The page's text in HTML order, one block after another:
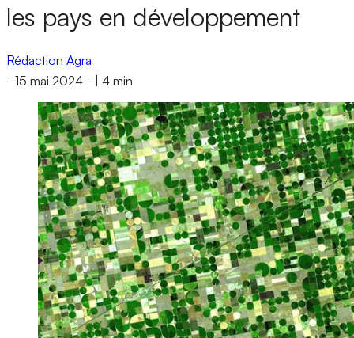
les pays en développement
Rédaction Agra
- 15 mai 2024 - 4 min